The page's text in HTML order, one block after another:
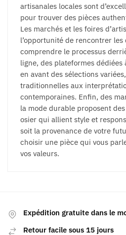
artisanales locales sont
pour trouver des pièces
Les marchés et les foires
l’opportunité de rencontrer
comprendre le processus
ligne, des plateformes dédiées
en avant des sélections
traditionnelles aux
contemporaines. Enfin, des
la mode durable proposent
osier qui allient style et
soit la provenance de votre
choisir une pièce qui vous
vos valeurs.
Expédition gratuite dans le
Retour facile sous 15 jours